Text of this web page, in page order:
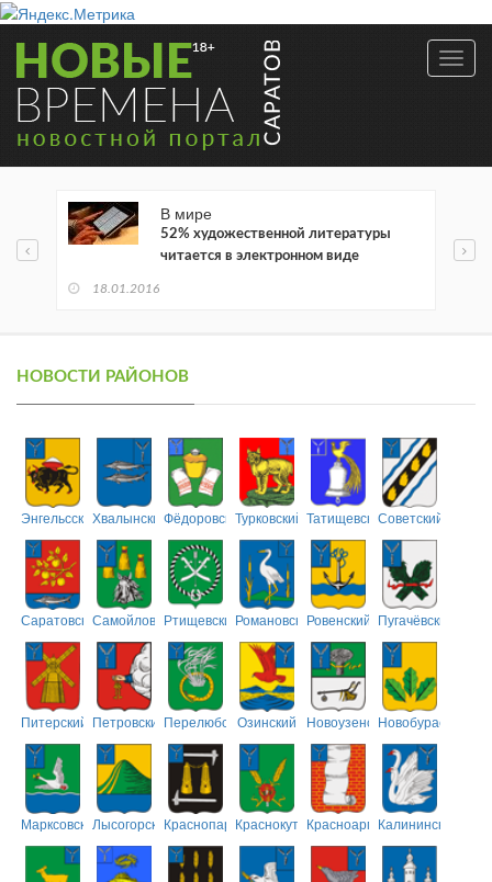
В мире
52% художественной литературы
читается в электронном виде
18.01.2016
НОВОСТИ РАЙОНОВ
ЭнгельсскийХвалынскийФёдоровскийТурковский ТатищевскийСоветский
СаратовскийСамойловскийРтищевскийРомановскийРовенский Пугачёвский
Питерский ПетровскийПерелюбскийОзинский НовоузенскийНовобурасский
МарксовскийЛысогорскийКраснопартизанский
КраснокутскийКрасноармейский
Калининский